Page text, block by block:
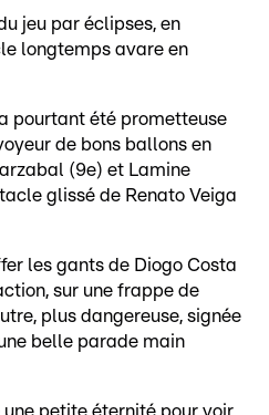
jeu par éclipses, en
longtemps avare en
pourtant été prometteuse
de bons ballons en
(9e) et Lamine
glissé de Renato Veiga
les gants de Diogo Costa
sur une frappe de
plus dangereuse, signée
belle parade main